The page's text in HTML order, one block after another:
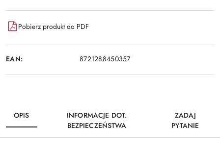
Pobierz produkt do PDF
EAN: 8721288450357
OPIS
INFORMACJE DOT.
BEZPIECZEŃSTWA
ZADAJ
PYTANIE